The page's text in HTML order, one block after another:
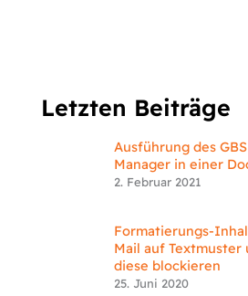
Letzten Beiträge
Ausführung des
Manager in einer
2. Februar 2021
Formatierungs-
Mail auf
diese blockieren
25. Juni 2020